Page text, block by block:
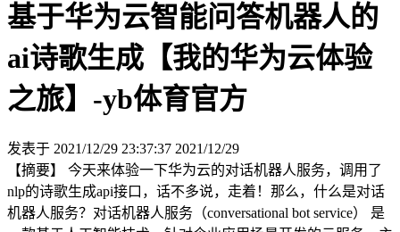
基于华为云智能问答机器人的
ai诗歌生成【我的华为云体验
之旅】-yb体育官方
发表于 2021/12/29 23:37:37 2021/12/29
【摘要】 今天来体验一下华为云的对话机器人服务，调用了
nlp的诗歌生成api接口，话不多说，走着！那么，什么是对话
机器人服务？对话机器人服务（conversational bot service） 是